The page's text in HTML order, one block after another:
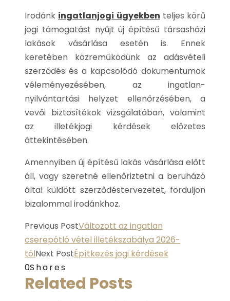
Irodánk ingatlanjogi ügyekben teljes körű
jogi támogatást nyújt új építésű társasházi
lakások vásárlása esetén is. Ennek
keretében közreműködünk az adásvételi
szerződés és a kapcsolódó dokumentumok
véleményezésében, az ingatlan-
nyilvántartási helyzet ellenőrzésében, a
vevői biztosítékok vizsgálatában, valamint
az illetékjogi kérdések előzetes
áttekintésében.
Amennyiben új építésű lakás vásárlása előtt
áll, vagy szeretné ellenőriztetni a beruházó
által küldött szerződéstervezetet, forduljon
bizalommal irodánkhoz.
Previous PostVáltozott az ingatlan
cserepótló vétel illetékszabálya 2026-
tólNext PostÉpítkezés jogi kérdések
0Shares
Related Posts